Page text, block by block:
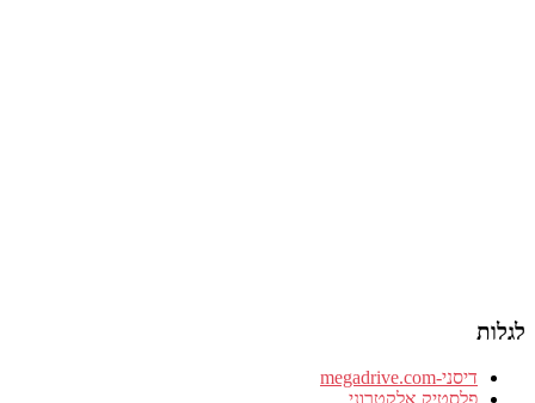
לגלות
דיסני-megadrive.com